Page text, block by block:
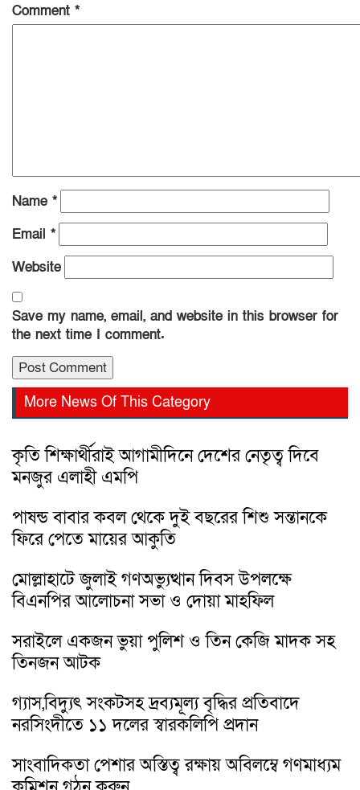
Comment *
Name *
Email *
Website
Save my name, email, and website in this browser for
the next time I comment.
More News Of This Category
কৃতি শিক্ষার্থীরাই আগামীদিনে দেশের নেতৃত্ব দিবে
মনজুর এলাহী এমপি
পাষন্ড বাবার কবল থেকে দুই বছরের শিশু সন্তানকে
ফিরে পেতে মায়ের আকুতি
মোল্লাহাটে জুলাই গণঅভ্যুত্থান দিবস উপলক্ষে
বিএনপির আলোচনা সভা ও দোয়া মাহফিল
সরাইলে একজন ভুয়া পুলিশ ও তিন কেজি মাদক সহ
তিনজন আটক
গ্যাস,বিদ্যুৎ সংকটসহ দ্রব্যমূল্য বৃদ্ধির প্রতিবাদে
নরসিংদীতে ১১ দলের স্বারকলিপি প্রদান
সাংবাদিকতা পেশার অস্তিত্ব রক্ষায় অবিলম্বে গণমাধ্যম